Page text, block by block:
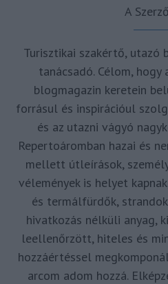
A
Turisztikai szakértő, utazó
tanácsadó. Célom,
blogmagazin keretein
forrásul és inspirációul
és az utazni vágyó
Repertoáromban hazai és
mellett útleírások,
vélemények is helyet
és termálfürdők,
hivatkozás nélküli anyag,
leellenőrzött, hiteles és
hozzáértéssel
arcom adom hozzá.